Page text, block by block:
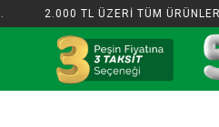
2.000 TL ÜZERİ TÜM ÜRÜNLERDE